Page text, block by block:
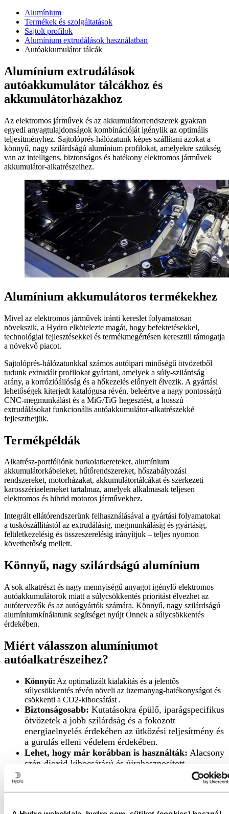
Alumínium
Termékek és szolgáltatások
Sajtolt profilok
Alumínium extrudálások használatban
Autóakkumulátor tálcák
Alumínium extrudálások
autóakkumulátor tálcákhoz és
akkumulátorházakhoz
Az elektromos járművek és az akkumulátorrendszerek gyakran
egyedi anyagtulajdonságok kombinációját igénylik az optimális
teljesítményhez. Sajtolóprés-hálózatunk képes szállítani azokat a
könnyű, nagy szilárdságú alumínium profilokat, amelyekre szükség
van az intelligens, biztonságos és hatékony elektromos járművek
akkumulátor-alkatrészeihez.
Alumínium akkumulátoros termékekhez
Mivel az elektromos járművek iránti kereslet folyamatosan
növekszik, a Hydro elkötelezte magát, hogy befektetésekkel,
technológiai fejlesztésekkel és termékmegértésen keresztül támogatja
a növekvő piacot.
Sajtolóprés-hálózatunkkal számos autóipari minőségű ötvözetből
tudunk extrudált profilokat gyártani, amelyek a súly-szilárdság
arány, a korrózióállóság és a hőkezelés előnyeit élvezik. A gyártási
lehetőségek kiterjedt katalógusa révén, beleértve a nagy pontosságú
CNC-megmunkálást és a MiG/TiG hegesztést, a hosszú
extrudálásokat funkcionális autóakkumulátor-alkatrészekké
fejleszthetjük.
Termékpéldák
Alkatrész-portfóliónk burkolatkereteket, alumínium
akkumulátorkábeleket, hűtőrendszereket, hőszabályozási
rendszereket, motorházakat, akkumulátortálcákat és szerkezeti
karosszériaelemeket tartalmaz, amelyek alkalmasak teljesen
elektromos és hibrid motoros járművekhez.
Integrált ellátórendszerünk felhasználásával a gyártási folyamatokat
a tuskószállítástól az extrudálásig, megmunkálásig és gyártásig,
felületkezelésig és összeszerelésig irányítjuk – teljes nyomon
követhetőség mellett.
Könnyű, nagy szilárdságú alumínium
A sok alkatrészt és nagy mennyiségű anyagot igénylő elektromos
autóakkumulátorok miatt a súlycsökkentés prioritást élvezhet az
autótervezők és az autógyártók számára. Könnyű, nagy szilárdságú
alumíniumkínálatunk segítséget nyújt Önnek a súlycsökkentés
érdekében.
Miért válasszon alumíniumot
autóalkatrészeihez?
Könnyű: Az optimalizált kialakítás és a jelentős
súlycsökkentés révén növeli az üzemanyag-hatékonyságot és
csökkenti a CO2-kibocsátást .
Biztonságosabb: Kutatásokra épülő, iparágspecifikus
ötvözetek a jobb szilárdság és a fokozott
energiaelnyelés érdekében az ütközési teljesítmény és
a gurulás elleni védelem érdekében.
Lehet, hogy már korábban is használták: Alacsony
szén-dioxid-kibocsátású és újrahasznosított
alumíniumötvözeteink kínálata segíthet Önnek
fenntarthatóság tekintetében. Minőségi